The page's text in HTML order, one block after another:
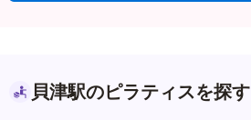
貝津駅のピラティスを探す